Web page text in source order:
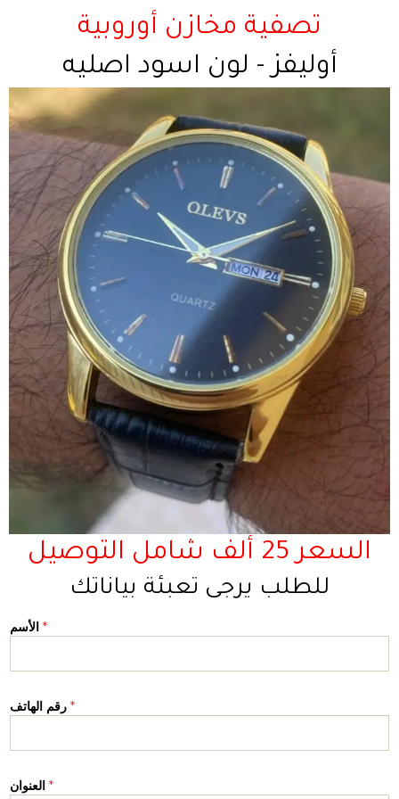
تصفية مخازن أوروبية
أوليفز - لون اسود اصليه
السعر 25 ألف شامل التوصيل
للطلب يرجى تعبئة بياناتك
*
*
*